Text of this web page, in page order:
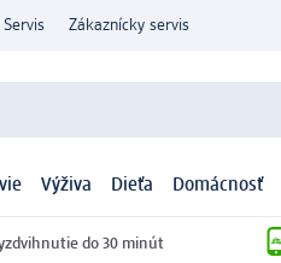
Servis Zákaznícky servis
Výživa Dieťa Domácnosť
do 30 minút